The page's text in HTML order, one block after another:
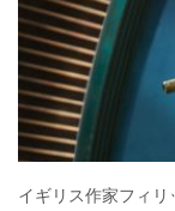
イギリス作家フィ